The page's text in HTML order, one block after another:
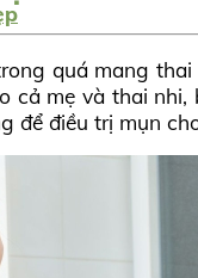
quá mang
cả mẹ và thai
để điều trị mụn